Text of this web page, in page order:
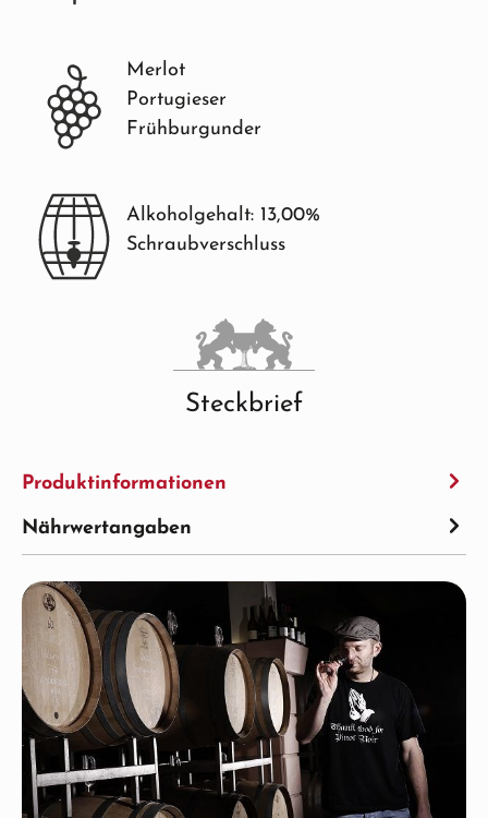
Merlot
Portugieser
Frühburgunder
Alkoholgehalt: 13,00%
Schraubverschluss
Steckbrief
Produktinformationen
Nährwertangaben